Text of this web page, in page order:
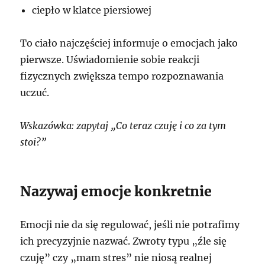
ciepło w klatce piersiowej
To ciało najczęściej informuje o emocjach jako
pierwsze. Uświadomienie sobie reakcji
fizycznych zwiększa tempo rozpoznawania
uczuć.
Wskazówka: zapytaj „Co teraz czuję i co za tym
stoi?”
Nazywaj emocje konkretnie
Emocji nie da się regulować, jeśli nie potrafimy
ich precyzyjnie nazwać. Zwroty typu „źle się
czuję” czy „mam stres” nie niosą realnej